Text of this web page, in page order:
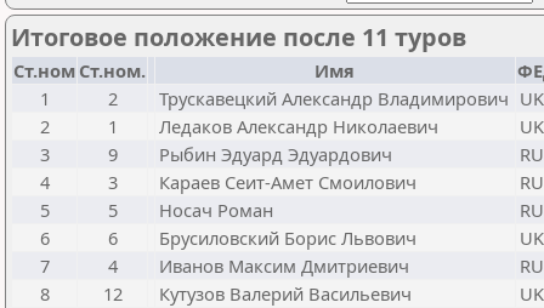
Итоговое положение после 11 туров
Ст.ном Ст.ном. Имя
1
2 Трускавецкий Александр Владимирович
2
1 Ледаков Александр Николаевич
3
9 Рыбин Эдуард Эдуардович
4
3 Караев Сеит-Амет Смоилович
5
5 Носач Роман
6
6 Брусиловский Борис Львович
7
4 Иванов Максим Дмитриевич
8
12 Кутузов Валерий Васильевич